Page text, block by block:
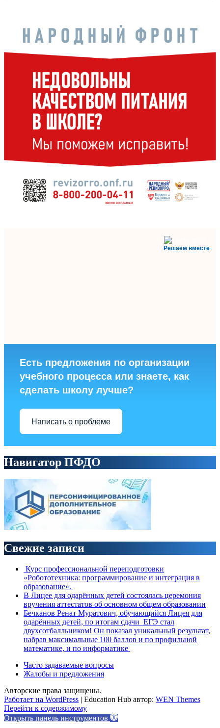
Решаем вместе
Есть предложения по организации
учебного процесса или знаете, как
сделать школу лучше?
Написать о проблеме
Навигатор ПФДО
Свежие записи
Курс профессиональной переподготовки
«Робототехника: программирование и интеграция в
образование».
В Лицее для одарённых детей состоялась церемония
вручения аттестатов об основном общем образовании
Бечканов Ренат Муратович, обучающийся Лицея для
одарённых детей, по итогам сдачи ЕГЭ стал
двухсотбалльником! Он показал уникальный результат,
набрав максимальные 100 баллов и по профильной
математике, и по информатике
Часто задаваемые вопросы
Жалобы и предложения
Авторские права защищены.
Работает на WordPress | Education Hub автор: WEN Themes
Перейти к содержимому
Открыть панель инструментов